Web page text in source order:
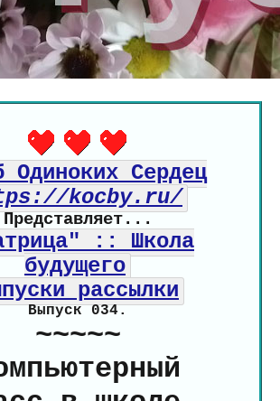
Одиноких Сердец
kocby.ru/
Представляет...
:: Школа
будущего
рассылки
Выпуск 034.
~~~~~